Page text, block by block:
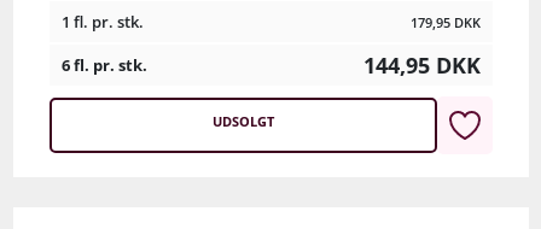
1 fl. pr. stk. 179,95 DKK
6 fl. pr. stk. 144,95 DKK
UDSOLGT